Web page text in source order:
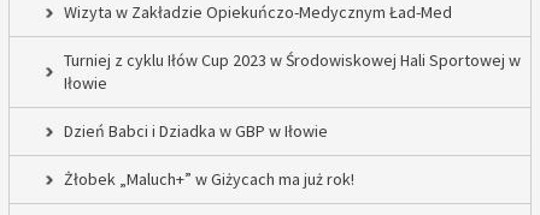
Wizyta w Zakładzie Opiekuńczo-Medycznym Ład-Med
Turniej z cyklu Iłów Cup 2023 w Środowiskowej Hali Sportowej w
Iłowie
Dzień Babci i Dziadka w GBP w Iłowie
Żłobek „Maluch+” w Giżycach ma już rok!